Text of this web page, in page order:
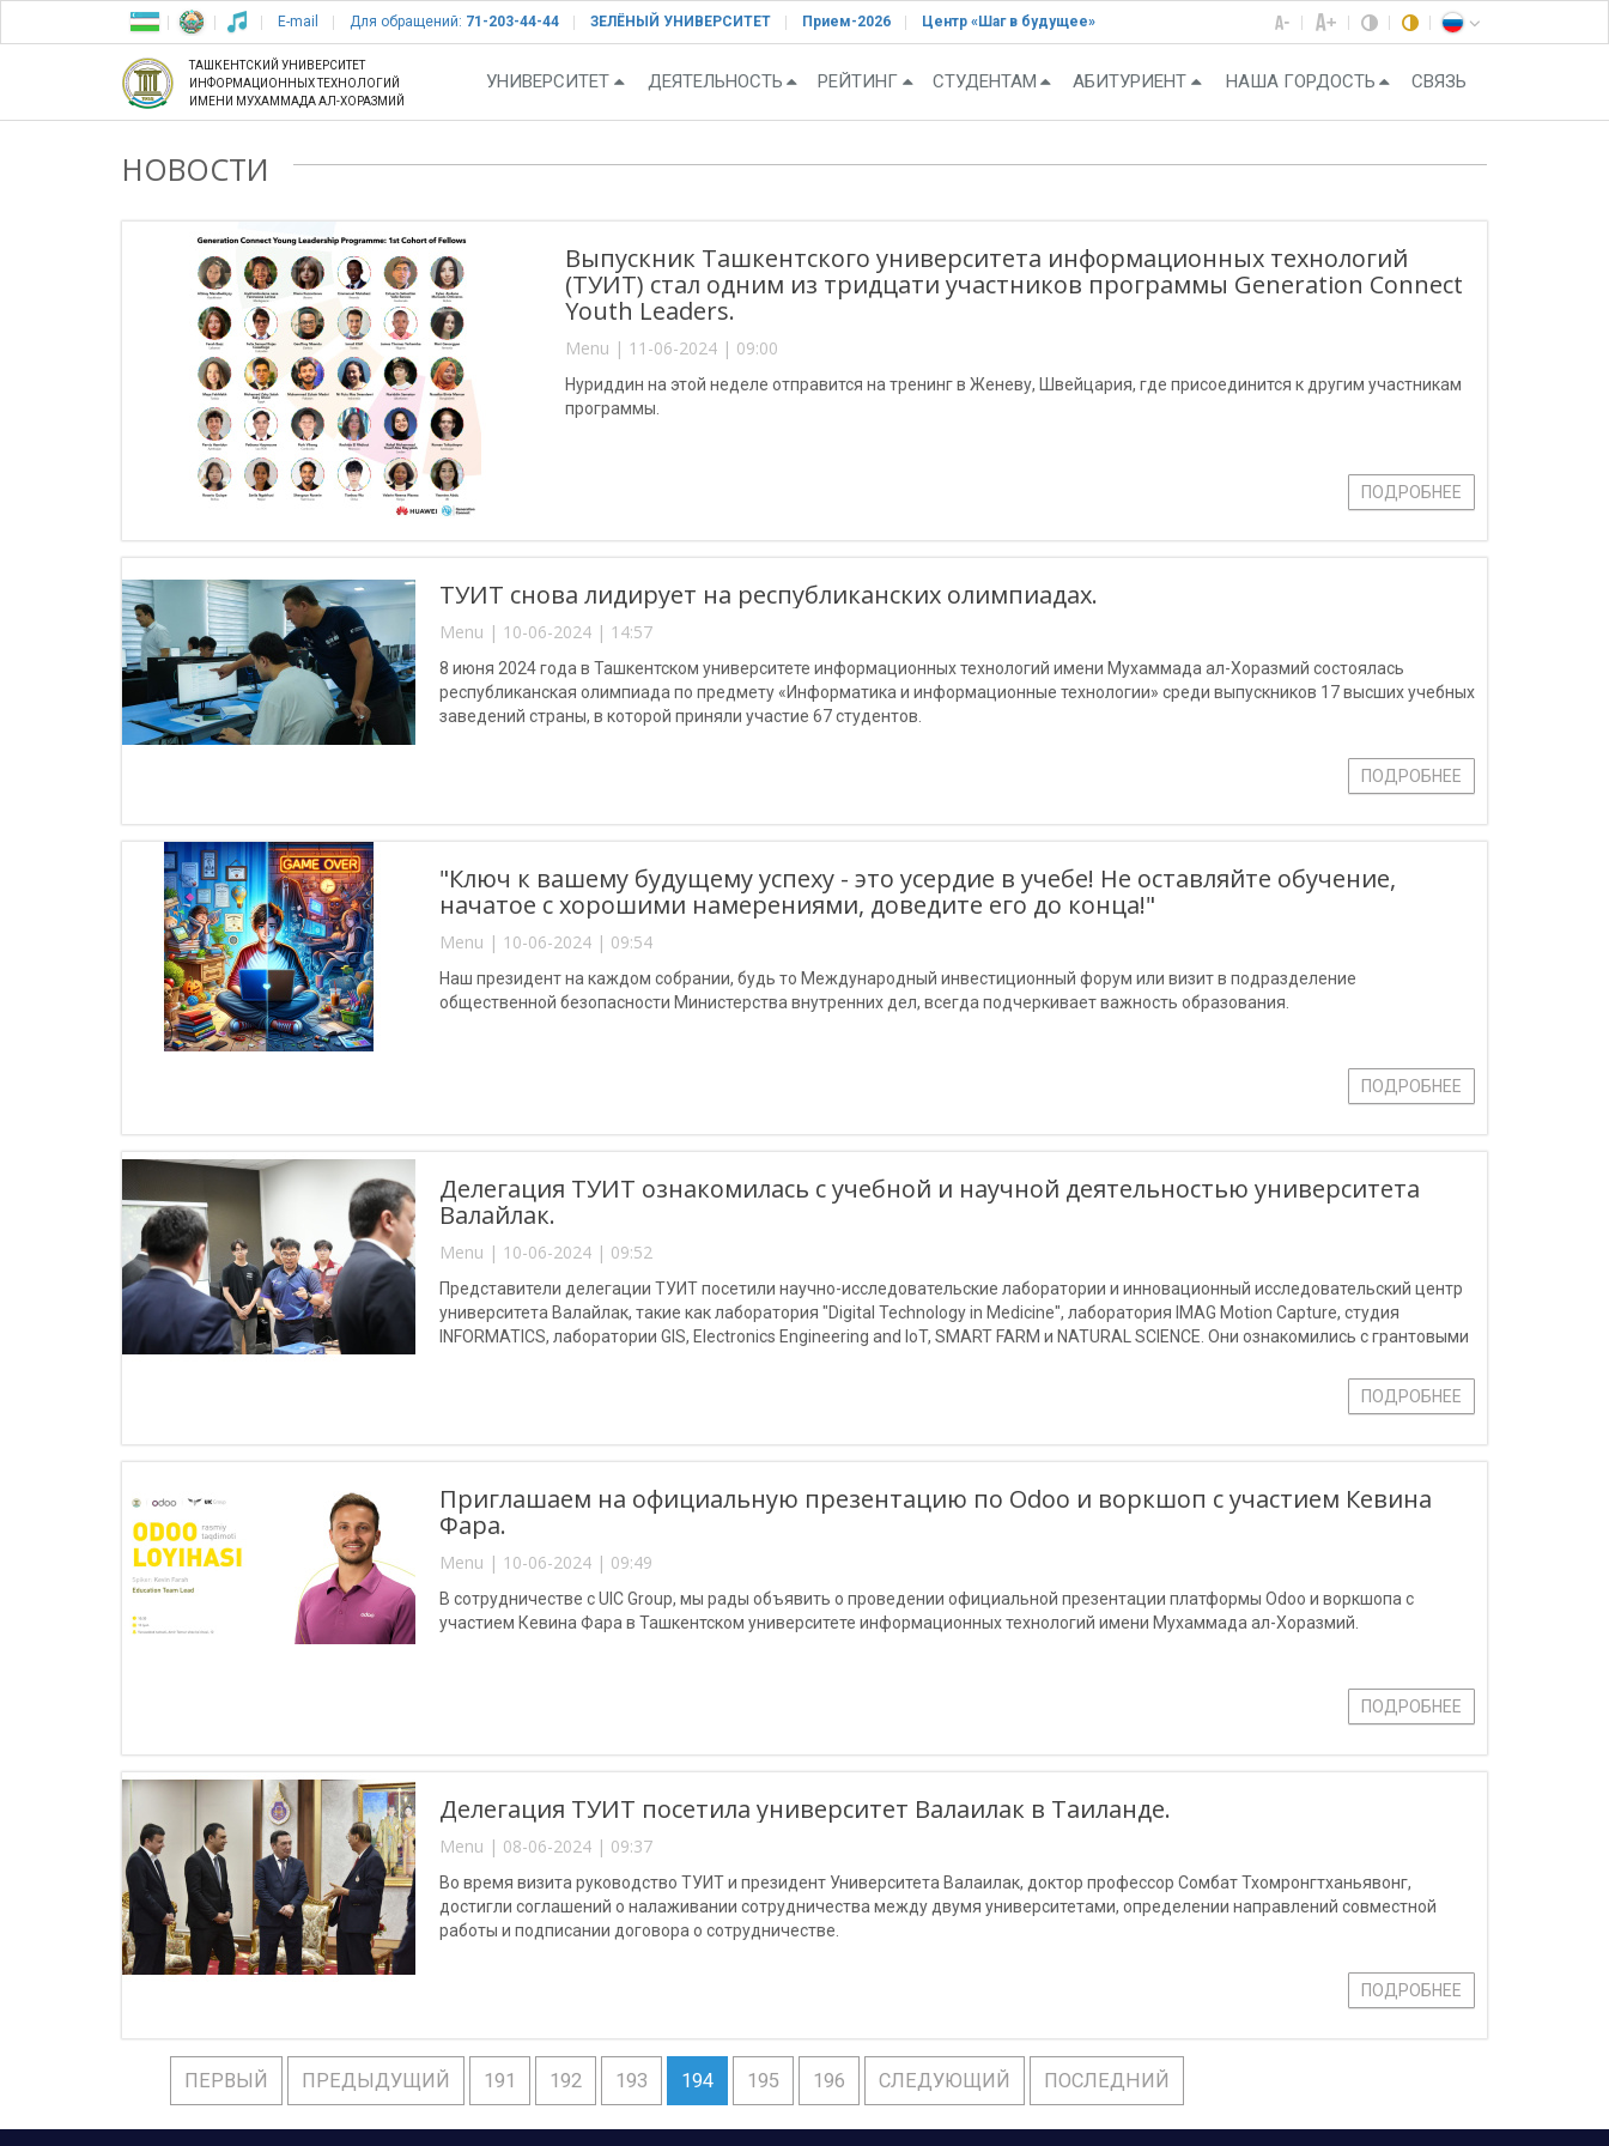
E-mail Для обращений: 71-203-44-44 ЗЕЛЁНЫЙ УНИВЕРСИТЕТ Прием-2026 Центр «Шаг в будущее»
ТАШКЕНТСКИЙ УНИВЕРСИТЕТ
ИНФОРМАЦИОННЫХ ТЕХНОЛОГИЙ
ИМЕНИ МУХАММАДА АЛ-ХОРАЗМИЙ
УНИВЕРСИТЕТ ДЕЯТЕЛЬНОСТЬ РЕЙТИНГ СТУДЕНТАМ АБИТУРИЕНТ НАША ГОРДОСТЬ СВЯЗЬ
НОВОСТИ
Выпускник Ташкентского университета информационных технологий
(ТУИТ) стал одним из тридцати участников программы Generation Connect
Youth Leaders.
Menu | 11-06-2024 | 09:00
Нуриддин на этой неделе отправится на тренинг в Женеву, Швейцария, где присоединится к другим участникам
программы.
ПОДРОБНЕЕ
ТУИТ снова лидирует на республиканских олимпиадах.
Menu | 10-06-2024 | 14:57
8 июня 2024 года в Ташкентском университете информационных технологий имени Мухаммада ал-Хоразмий состоялась
республиканская олимпиада по предмету «Информатика и информационные технологии» среди выпускников 17 высших учебных
заведений страны, в которой приняли участие 67 студентов.
ПОДРОБНЕЕ
"Ключ к вашему будущему успеху - это усердие в учебе! Не оставляйте обучение,
начатое с хорошими намерениями, доведите его до конца!"
Menu | 10-06-2024 | 09:54
Наш президент на каждом собрании, будь то Международный инвестиционный форум или визит в подразделение
общественной безопасности Министерства внутренних дел, всегда подчеркивает важность образования.
ПОДРОБНЕЕ
Делегация ТУИТ ознакомилась с учебной и научной деятельностью университета
Валайлак.
Menu | 10-06-2024 | 09:52
Представители делегации ТУИТ посетили научно-исследовательские лаборатории и инновационный исследовательский центр
университета Валайлак, такие как лаборатория "Digital Technology in Medicine", лаборатория IMAG Motion Capture, студия
INFORMATICS, лаборатории GIS, Electronics Engineering and IoT, SMART FARM и NATURAL SCIENCE. Они ознакомились с грантовыми
ПОДРОБНЕЕ
Приглашаем на официальную презентацию по Odoo и воркшоп с участием Кевина
Фара.
Menu | 10-06-2024 | 09:49
В сотрудничестве с UIC Group, мы рады объявить о проведении официальной презентации платформы Odoo и воркшопа с
участием Кевина Фара в Ташкентском университете информационных технологий имени Мухаммада ал-Хоразмий.
ПОДРОБНЕЕ
Делегация ТУИТ посетила университет Валаилак в Таиланде.
Menu | 08-06-2024 | 09:37
Во время визита руководство ТУИТ и президент Университета Валаилак, доктор профессор Сомбат Тхомронгтханьявонг,
достигли соглашений о налаживании сотрудничества между двумя университетами, определении направлений совместной
работы и подписании договора о сотрудничестве.
ПОДРОБНЕЕ
ПЕРВЫЙ ПРЕДЫДУЩИЙ 191 192 193 194 195 196 СЛЕДУЮЩИЙ ПОСЛЕДНИЙ